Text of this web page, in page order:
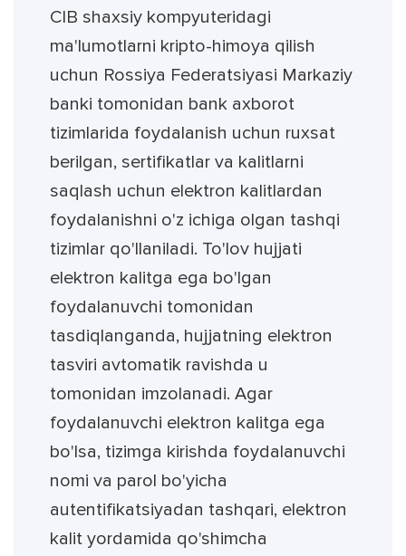
CIB shaxsiy kompyuteridagi
ma'lumotlarni kripto-himoya qilish
uchun Rossiya Federatsiyasi Markaziy
banki tomonidan bank axborot
tizimlarida foydalanish uchun ruxsat
berilgan, sertifikatlar va kalitlarni
saqlash uchun elektron kalitlardan
foydalanishni o'z ichiga olgan tashqi
tizimlar qo'llaniladi. To'lov hujjati
elektron kalitga ega bo'lgan
foydalanuvchi tomonidan
tasdiqlanganda, hujjatning elektron
tasviri avtomatik ravishda u
tomonidan imzolanadi. Agar
foydalanuvchi elektron kalitga ega
bo'lsa, tizimga kirishda foydalanuvchi
nomi va parol bo'yicha
autentifikatsiyadan tashqari, elektron
kalit yordamida qo'shimcha